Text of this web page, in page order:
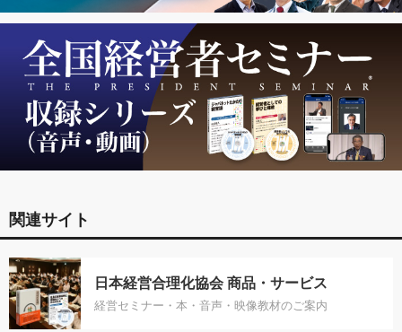
関連サイト
日本経営合理化協会 商品・サービス
経営セミナー・本・音声・映像教材のご案内